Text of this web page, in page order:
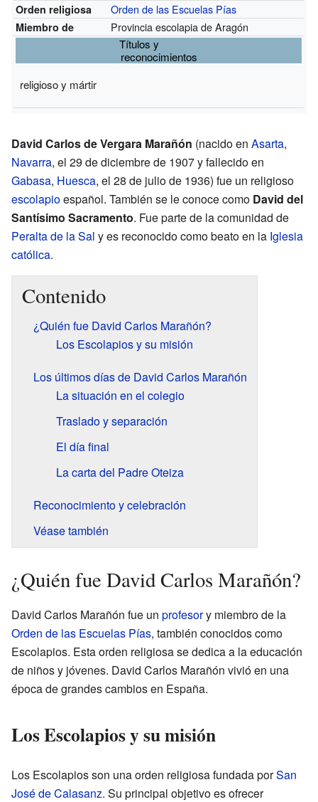
Orden religiosa Orden de las Escuelas Pías
Miembro de
Provincia escolapia de Aragón
Títulos y
reconocimientos
religioso y mártir
David Carlos de Vergara Marañón (nacido en Asarta,
Navarra, el 29 de diciembre de 1907 y fallecido en
Gabasa, Huesca, el 28 de julio de 1936) fue un religioso
escolapioespañol. También se le conoce como David del
Santísimo Sacramento. Fue parte de la comunidad de
Peralta de la Sal y es reconocido como beato en la Iglesia
católica.
Contenido
¿Quién fue David Carlos Marañón?
Los Escolapios y su misión
Los últimos días de David Carlos Marañón
La situación en el colegio
Traslado y separación
El día final
La carta del Padre Oteiza
Reconocimiento y celebración
Véase también
¿Quién fue David Carlos Marañón?
David Carlos Marañón fue un profesory miembro de la
Orden de las Escuelas Pías, también conocidos como
Escolapios. Esta orden religiosa se dedica a la educación
de niños y jóvenes. David Carlos Marañón vivió en una
época de grandes cambios en España.
Los Escolapios y su misión
Los Escolapios son una orden religiosa fundada porSan
José de Calasanz. Su principal objetivo es ofrecer